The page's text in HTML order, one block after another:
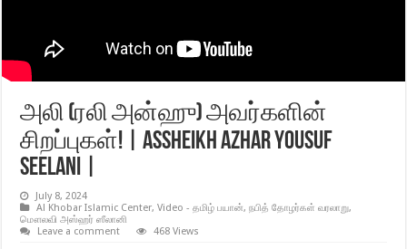
அலி (ரலி அன்ஹு) அவர்களின்
சிறப்புகள்! | Assheikh Azhar Yousuf
Seelani |
July 8, 2024
Al Khobar Islamic Center,Video - தமிழ் பயான்,நபித் தோழர்கள் வரலாறு,
மௌலவி அஸ்ஹர் ஸீலானி
Leave a comment
468 Views